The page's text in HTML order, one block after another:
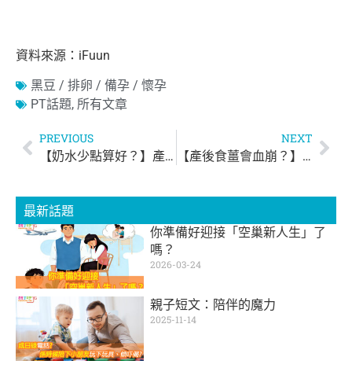
資料來源：iFuun
黑豆 / 排卵 / 備孕 / 懷孕
PT話題, 所有文章
PREVIOUS
【奶水少點算好？】產後催乳方法推介
NEXT
【產後食薑會血崩？】坐月4階段飲食重點你要知
最新話題
你準備好迎接「空巢新人生」了
嗎？
2026-03-24
親子短文：陪伴的魔力
2025-11-14